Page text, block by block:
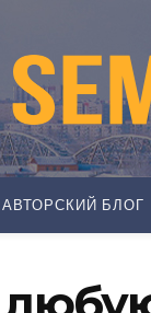
АВТОРСКИЙ БЛОГ